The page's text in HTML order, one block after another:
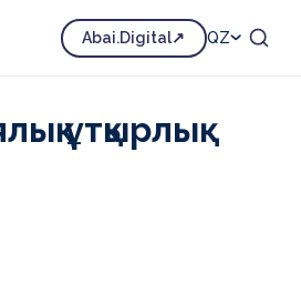
Abai.Digital QZ
алушыларға
ұтқырлық